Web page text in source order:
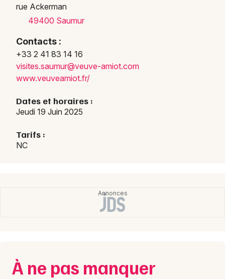
Artistes en tournée
Magazine à Saumur
rue Ackerman
49400 Saumur
Contacts :
+33 2 41 83 14 16
visites.saumur@veuve-amiot.com
www.veuveamiot.fr/
Dates et horaires :
Jeudi 19 Juin 2025
Tarifs :
NC
À ne pas manquer